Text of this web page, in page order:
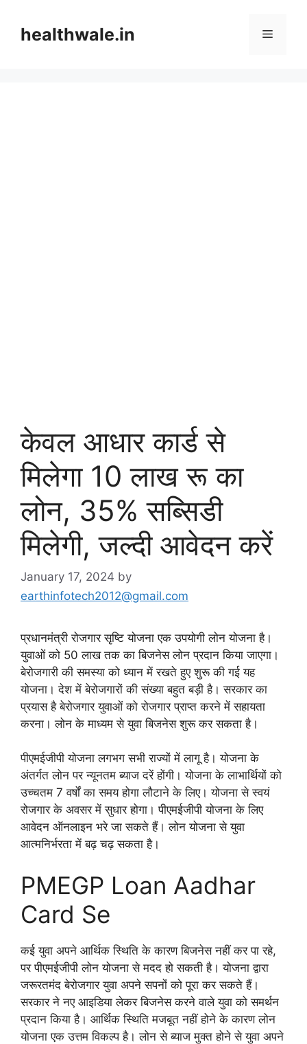
contenthealthwale.in Menu
केवल आधार कार्ड से
मिलेगा 10 लाख रू का
लोन, 35% सब्सिडी
मिलेगी, जल्दी आवेदन करें
January 17, 2024 by
earthinfotech2012@gmail.com
प्रधानमंत्री रोजगार सृष्टि योजना एक उपयोगी लोन योजना है।
युवाओं को 50 लाख तक का बिजनेस लोन प्रदान किया जाएगा।
बेरोजगारी की समस्या को ध्यान में रखते हुए शुरू की गई यह
योजना। देश में बेरोजगारों की संख्या बहुत बड़ी है। सरकार का
प्रयास है बेरोजगार युवाओं को रोजगार प्राप्त करने में सहायता
करना। लोन के माध्यम से युवा बिजनेस शुरू कर सकता है।
पीएमईजीपी योजना लगभग सभी राज्यों में लागू है। योजना के
अंतर्गत लोन पर न्यूनतम ब्याज दरें होंगी। योजना के लाभार्थियों को
उच्चतम 7 वर्षों का समय होगा लौटाने के लिए। योजना से स्वयं
रोजगार के अवसर में सुधार होगा। पीएमईजीपी योजना के लिए
आवेदन ऑनलाइन भरे जा सकते हैं। लोन योजना से युवा
आत्मनिर्भरता में बढ़ चढ़ सकता है।
PMEGP Loan Aadhar
Card Se
कई युवा अपने आर्थिक स्थिति के कारण बिजनेस नहीं कर पा रहे,
पर पीएमईजीपी लोन योजना से मदद हो सकती है। योजना द्वारा
जरूरतमंद बेरोजगार युवा अपने सपनों को पूरा कर सकते हैं।
सरकार ने नए आइडिया लेकर बिजनेस करने वाले युवा को समर्थन
प्रदान किया है। आर्थिक स्थिति मजबूत नहीं होने के कारण लोन
योजना एक उत्तम विकल्प है। लोन से ब्याज मुक्त होने से युवा अपने